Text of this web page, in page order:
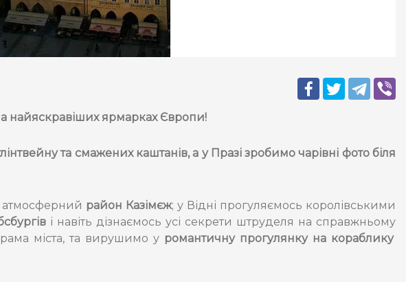
найяскравіших ярмарках Європи!
та смажених каштанів, а у Празі зробимо чарівні фото біля
атмосферний район Казімєж; у Відні прогуляємось королівськими
і навіть дізнаємось усі секрети штруделя на справжньому
міста, та вирушимо у романтичну прогулянку на кораблику